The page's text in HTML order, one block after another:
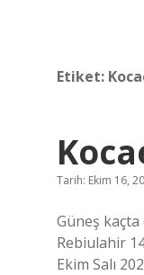
Etiket:
Tarih: Ekim 16,
Güneş
Rebiulahir
Ekim Salı